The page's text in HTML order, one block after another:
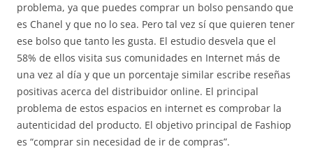
problema, ya que puedes comprar un bolso pensando que
es Chanel y que no lo sea. Pero tal vez sí que quieren tener
ese bolso que tanto les gusta. El estudio desvela que el
58% de ellos visita sus comunidades en Internet más de
una vez al día y que un porcentaje similar escribe reseñas
positivas acerca del distribuidor online. El principal
problema de estos espacios en internet es comprobar la
autenticidad del producto. El objetivo principal de Fashiop
es “comprar sin necesidad de ir de compras”.